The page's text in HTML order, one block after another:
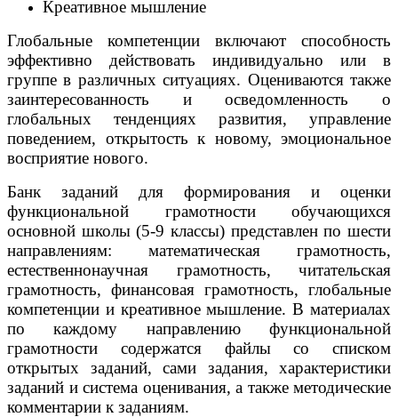
Креативное мышление
Глобальные компетенции включают способность
эффективно действовать индивидуально или в
группе в различных ситуациях. Оцениваются также
заинтересованность и осведомленность о
глобальных тенденциях развития, управление
поведением, открытость к новому, эмоциональное
восприятие нового.
Банк заданий для формирования и оценки
функциональной грамотности обучающихся
основной школы (5-9 классы) представлен по шести
направлениям: математическая грамотность,
естественнонаучная грамотность, читательская
грамотность, финансовая грамотность, глобальные
компетенции и креативное мышление. В материалах
по каждому направлению функциональной
грамотности содержатся файлы со списком
открытых заданий, сами задания, характеристики
заданий и система оценивания, а также методические
комментарии к заданиям.